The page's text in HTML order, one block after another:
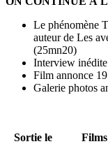
Le phénomène
auteur de Les
(25mn20)
Interview
Film annonce
Galerie photos
Sortie le Films